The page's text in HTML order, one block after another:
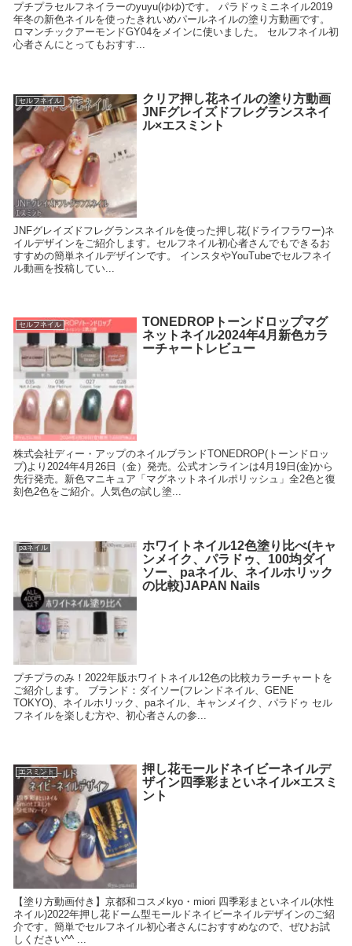
プチプラセルフネイラーのyuyu(ゆゆ)です。 パラドゥミニネイル2019
年冬の新色ネイルを使ったきれいめパールネイルの塗り方動画です。
ロマンチックアーモンドGY04をメインに使いました。 セルフネイル初
心者さんにとってもおすす...
セルフネイル
クリア押し花ネイルの塗り方動画
JNFグレイズドフレグランスネイ
ル×エスミント
JNFグレイズドフレグランスネイルを使った押し花(ドライフラワー)ネ
イルデザインをご紹介します。セルフネイル初心者さんでもできるお
すすめの簡単ネイルデザインです。 インスタやYouTubeでセルフネイ
ル動画を投稿してい...
セルフネイル
TONEDROPトーンドロップマグ
ネットネイル2024年4月新色カラ
ーチャートレビュー
株式会社ディー・アップのネイルブランドTONEDROP(トーンドロッ
プ)より2024年4月26日（金）発売。公式オンラインは4月19日(金)から
先行発売。新色マニキュア「マグネットネイルポリッシュ」全2色と復
刻色2色をご紹介。人気色の試し塗...
paネイル
ホワイトネイル12色塗り比べ(キャ
ンメイク、パラドゥ、100均ダイ
ソー、paネイル、ネイルホリック
の比較)JAPAN Nails
プチプラのみ！2022年版ホワイトネイル12色の比較カラーチャートを
ご紹介します。 ブランド：ダイソー(フレンドネイル、GENE
TOKYO)、ネイルホリック、paネイル、キャンメイク、パラドゥ セル
フネイルを楽しむ方や、初心者さんの参...
エスミント
押し花モールドネイビーネイルデ
ザイン四季彩まといネイル×エスミ
ント
【塗り方動画付き】京都和コスメkyo・miori 四季彩まといネイル(水性
ネイル)2022年押し花ドーム型モールドネイビーネイルデザインのご紹
介です。簡単でセルフネイル初心者さんにおすすめなので、ぜひお試
しください^^ ...